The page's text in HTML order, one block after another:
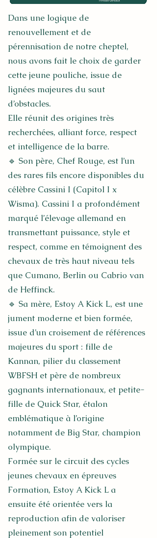
Dans une logique de
renouvellement et de
pérennisation de notre cheptel,
nous avons fait le choix de garder
cette jeune pouliche, issue de
lignées majeures du saut
d’obstacles.
Elle réunit des origines très
recherchées, alliant force, respect
et intelligence de la barre.
🔹 Son père, Chef Rouge, est l’un
des rares fils encore disponibles du
célèbre Cassini I (Capitol I x
Wisma). Cassini I a profondément
marqué l’élevage allemand en
transmettant puissance, style et
respect, comme en témoignent des
chevaux de très haut niveau tels
que Cumano, Berlin ou Cabrio van
de Heffinck.
🔹 Sa mère, Estoy A Kick L, est une
jument moderne et bien formée,
issue d’un croisement de références
majeures du sport : fille de
Kannan, pilier du classement
WBFSH et père de nombreux
gagnants internationaux, et petite-
fille de Quick Star, étalon
emblématique à l’origine
notamment de Big Star, champion
olympique.
Formée sur le circuit des cycles
jeunes chevaux en épreuves
Formation, Estoy A Kick L a
ensuite été orientée vers la
reproduction afin de valoriser
pleinement son potentiel